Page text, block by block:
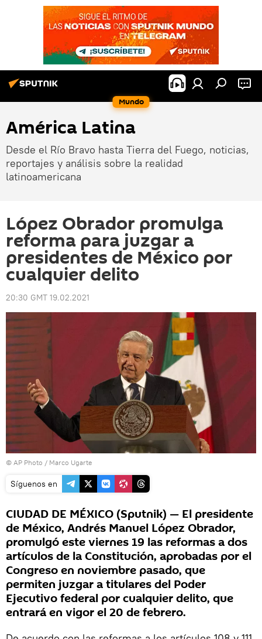
Mundo
América Latina
Desde el Río Bravo hasta Tierra del Fuego, noticias,
reportajes y análisis sobre la realidad
latinoamericana
López Obrador promulga
reforma para juzgar a
presidentes de México por
cualquier delito
20:30 GMT 19.02.2021
© AP Photo / Marco Ugarte
Síguenos en
CIUDAD DE MÉXICO (Sputnik) — El presidente
de México, Andrés Manuel López Obrador,
promulgó este viernes 19 las reformas a dos
artículos de la Constitución, aprobadas por el
Congreso en noviembre pasado, que
permiten juzgar a titulares del Poder
Ejecutivo federal por cualquier delito, que
entrará en vigor el 20 de febrero.